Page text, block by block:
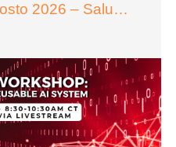
Desayuno Agosto 2026 – Salud Empresarial